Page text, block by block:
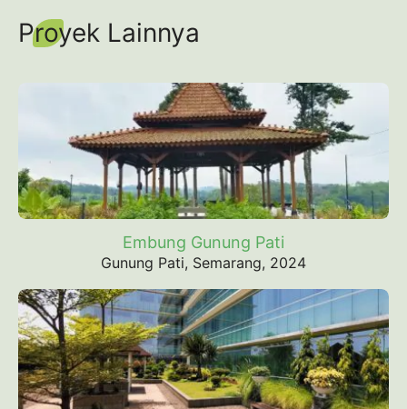
Proyek Lainnya
Embung Gunung Pati
Gunung Pati, Semarang, 2024